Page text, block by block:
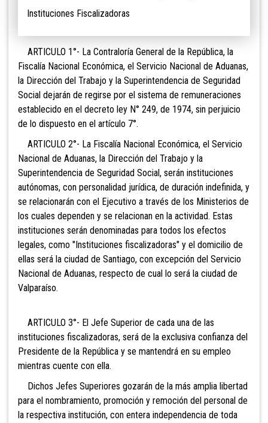
Instituciones Fiscalizadoras
ARTICULO 1°- La Contraloría General de la República, la
Fiscalía Nacional Económica, el Servicio Nacional de Aduanas,
la Dirección del Trabajo y la Superintendencia de Seguridad
Social dejarán de regirse por el sistema de remuneraciones
establecido en el decreto ley N° 249, de 1974, sin perjuicio
de lo dispuesto en el artículo 7°.
ARTICULO 2°- La Fiscalía Nacional Económica, el Servicio
Nacional de Aduanas, la Dirección del Trabajo y la
Superintendencia de Seguridad Social, serán instituciones
autónomas, con personalidad jurídica, de duración indefinida, y
se relacionarán con el Ejecutivo a través de los Ministerios de
los cuales dependen y se relacionan en la actividad. Estas
instituciones serán denominadas para todos los efectos
legales, como "Instituciones fiscalizadoras" y el domicilio de
ellas será la ciudad de Santiago, con excepción del Servicio
Nacional de Aduanas, respecto de cual lo será la ciudad de
Valparaíso.
ARTICULO 3°- El Jefe Superior de cada una de las
instituciones fiscalizadoras, será de la exclusiva confianza del
Presidente de la República y se mantendrá en su empleo
mientras cuente con ella.
Dichos Jefes Superiores gozarán de la más amplia libertad
para el nombramiento, promoción y remoción del personal de
la respectiva institución, con entera independencia de toda